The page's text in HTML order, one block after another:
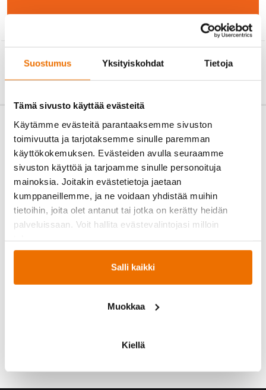
Suostumus Yksityiskohdat Tietoja
Tämä sivusto käyttää evästeitä
Käytämme evästeitä parantaaksemme sivuston
toimivuutta ja tarjotaksemme sinulle paremman
käyttökokemuksen. Evästeiden avulla seuraamme
sivuston käyttöä ja tarjoamme sinulle personoituja
mainoksia. Joitakin evästetietoja jaetaan
kumppaneillemme, ja ne voidaan yhdistää muihin
tietoihin, joita olet antanut tai jotka on kerätty heidän
palveluissaan. Voit hallita evästevalintojasi milloin
Salli kaikki
Muokkaa
Kiellä
←TAKAISIN